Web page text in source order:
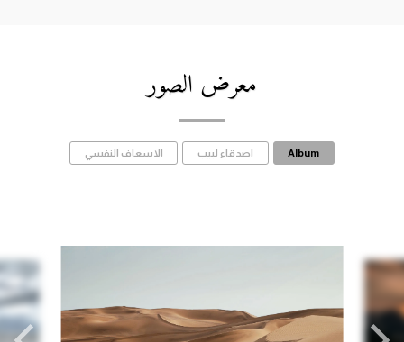
معرض الصور
Album اصدقاء لبيب الاسعاف النفسي